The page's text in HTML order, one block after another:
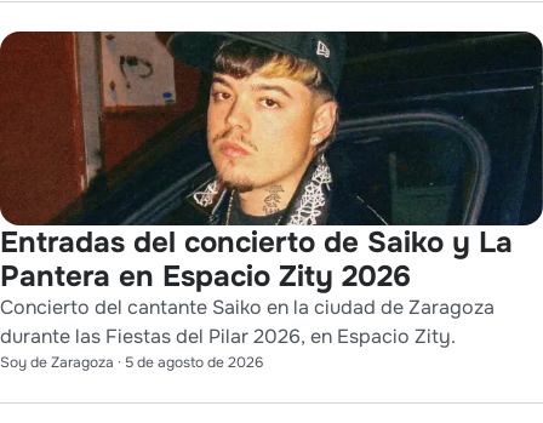
Entradas del concierto de Saiko y La
Pantera en Espacio Zity 2026
Concierto del cantante Saiko en la ciudad de Zaragoza
durante las Fiestas del Pilar 2026, en Espacio Zity.
Soy de Zaragoza · 5 de agosto de 2026